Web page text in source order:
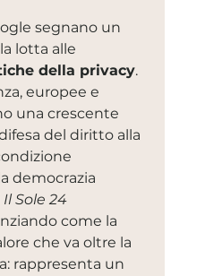
segnano un
lotta alle
della privacy.
europee e
una crescente
del diritto alla
democrazia
Il Sole 24
come la
che va oltre la
rappresenta un